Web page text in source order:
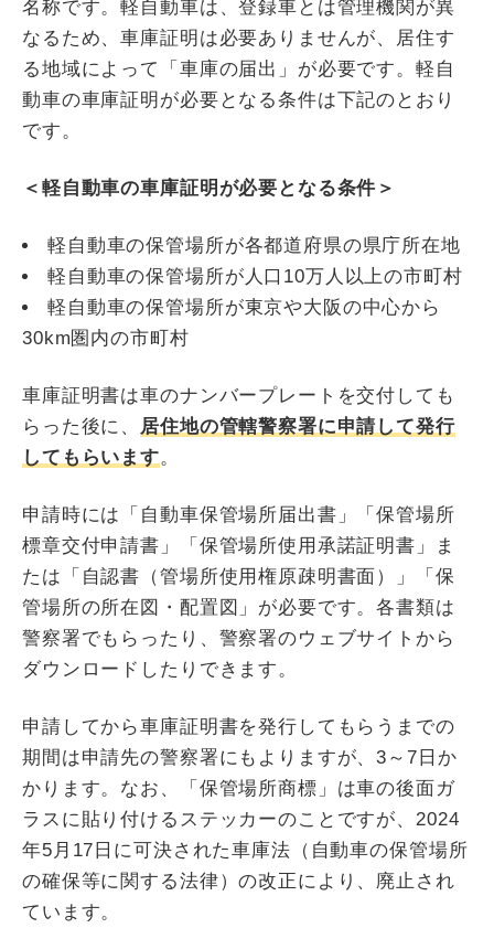
名称です。軽自動車は、登録車とは管理機関が異
なるため、車庫証明は必要ありませんが、居住す
る地域によって「車庫の届出」が必要です。軽自
動車の車庫証明が必要となる条件は下記のとおり
です。
＜軽自動車の車庫証明が必要となる条件＞
軽自動車の保管場所が各都道府県の県庁所在地
軽自動車の保管場所が人口10万人以上の市町村
軽自動車の保管場所が東京や大阪の中心から
30km圏内の市町村
車庫証明書は車のナンバープレートを交付しても
らった後に、 居住地の管轄警察署に申請して発行
してもらいます。
申請時には「自動車保管場所届出書」「保管場所
標章交付申請書」「保管場所使用承諾証明書」ま
たは「自認書（管場所使用権原疎明書面）」「保
管場所の所在図・配置図」が必要です。各書類は
警察署でもらったり、警察署のウェブサイトから
ダウンロードしたりできます。
申請してから車庫証明書を発行してもらうまでの
期間は申請先の警察署にもよりますが、3～7日か
かります。なお、「保管場所商標」は車の後面ガ
ラスに貼り付けるステッカーのことですが、2024
年5月17日に可決された車庫法（自動車の保管場所
の確保等に関する法律）の改正により、廃止され
ています。